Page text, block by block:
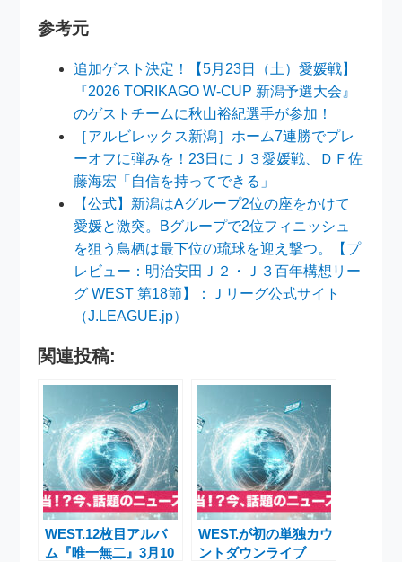
参考元
追加ゲスト決定！【5月23日（土）愛媛戦】
『2026 TORIKAGO W-CUP 新潟予選大会』
のゲストチームに秋山裕紀選手が参加！
［アルビレックス新潟］ホーム7連勝でプレ
ーオフに弾みを！23日にＪ３愛媛戦、ＤＦ佐
藤海宏「自信を持ってできる」
【公式】新潟はAグループ2位の座をかけて
愛媛と激突。Bグループで2位フィニッシュ
を狙う鳥栖は最下位の琉球を迎え撃つ。【プ
レビュー：明治安田Ｊ２・Ｊ３百年構想リー
グ WEST 第18節】：Ｊリーグ公式サイト
（J.LEAGUE.jp）
関連投稿:
WEST.12枚目アルバ
ム『唯一無二』3月10
WEST.が初の単独カウ
ントダウンライブ